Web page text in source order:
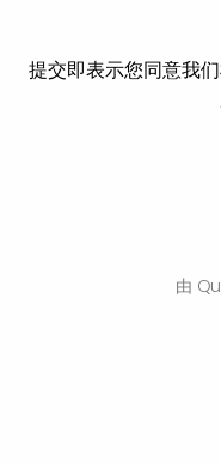
提交即表示您同意我
由